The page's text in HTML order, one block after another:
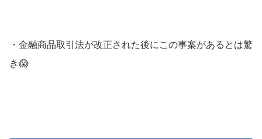
・金融商品取引法が改正された後にこの事案があるとは驚
き😱